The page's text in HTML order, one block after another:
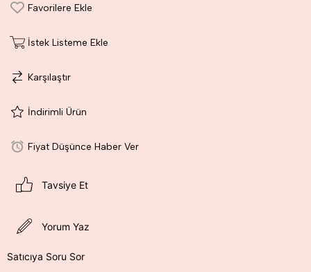
Favorilere Ekle
İstek Listeme Ekle
Karşılaştır
İndirimli Ürün
Fiyat Düşünce Haber Ver
Tavsiye Et
Yorum Yaz
Satıcıya Soru Sor